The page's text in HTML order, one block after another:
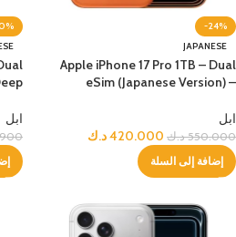
-24%
JAPANESE
Apple iPhone 17 Pro 1TB – Dual
eSim (Japanese Version) –
ابل
550.000 د.ك 420.000د.ك
إضافة إلى السلة
ابل